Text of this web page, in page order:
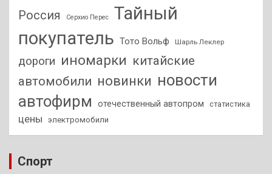
Россия Серхио Перес
Тайный
покупатель Тото Вольф Шарль Леклер
дороги иномарки китайские
автомобили новинки новости
автофирм
отечественный автопром статистика
цены электромобили
Спорт